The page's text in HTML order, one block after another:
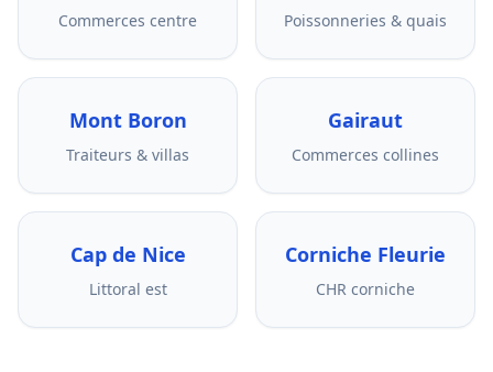
Commerces centre Poissonneries & quais
Mont Boron
Traiteurs & villas
Gairaut
Commerces collines
Cap de Nice
Littoral est
Corniche Fleurie
CHR corniche